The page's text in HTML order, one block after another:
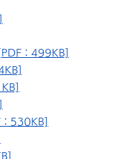
：499KB]
：530KB]